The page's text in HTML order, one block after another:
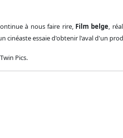
à nous faire rire, Film belge,
cinéaste essaie d'obtenir l'aval d'un
Pics.